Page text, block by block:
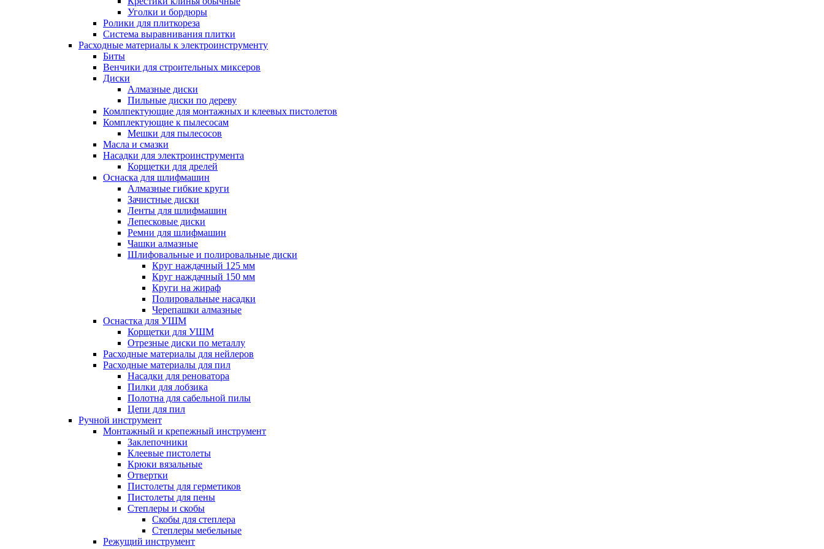
Уголки и бордюры
Ролики для плиткореза
Система выравнивания плитки
Расходные материалы к электроинструменту
Биты
Венчики для строительных миксеров
Диски
Алмазные диски
Пильные диски по дереву
Комлпектующие для монтажных и клеевых пистолетов
Комплектующие к пылесосам
Мешки для пылесосов
Масла и смазки
Насадки для электроинструмента
Корщетки для дрелей
Оснаска для шлифмашин
Алмазные гибкие круги
Зачистные диски
Ленты для шлифмашин
Лепесковые диски
Ремни для шлифмашин
Чашки алмазные
Шлифовальные и полировальные диски
Круг наждачный 125 мм
Круг наждачный 150 мм
Круги на жираф
Полировальные насадки
Черепашки алмазные
Оснастка для УШМ
Корщетки для УШМ
Отрезные диски по металлу
Расходные материалы для нейлеров
Расходные материалы для пил
Насадки для реноватора
Пилки для лобзика
Полотна для сабельной пилы
Цепи для пил
Ручной инструмент
Монтажный и крепежный инструмент
Заклепочники
Клеевые пистолеты
Крюки вязальные
Отвертки
Пистолеты для герметиков
Пистолеты для пены
Степлеры и скобы
Скобы для степлера
Степлеры мебельные
Режущий инструмент